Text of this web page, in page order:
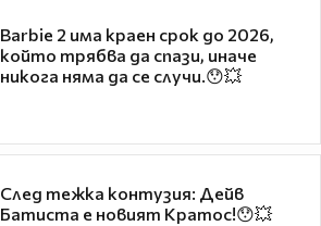
Barbie 2 има краен срок до 2026,
който трябва да спази, иначе
никога няма да се случи.😯💥
След тежка контузия: Дейв
Батиста е новият Кратос!😯💥